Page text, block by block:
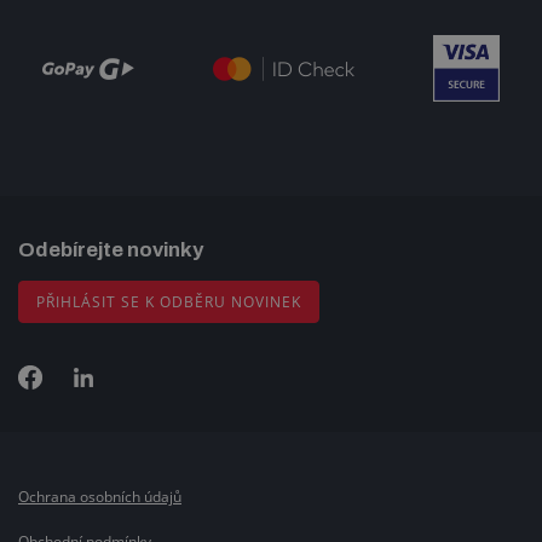
Odebírejte novinky
PŘIHLÁSIT SE K ODBĚRU NOVINEK
Ochrana osobních údajů